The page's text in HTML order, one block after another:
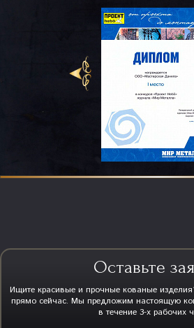
Оставьте
Ищите красивые и прочные кованые
прямо сейчас. Мы предложим настоящую
в течение 3-х рабочих